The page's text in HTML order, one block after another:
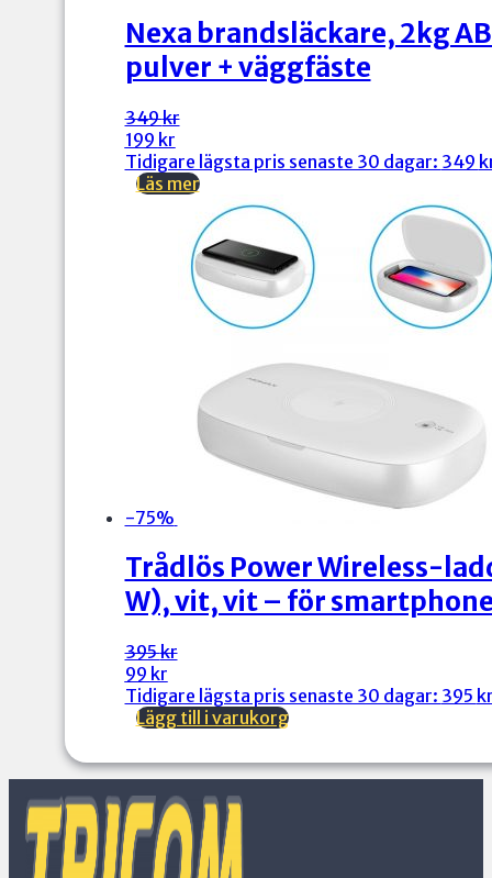
Nexa brandsläckare, 2kg
pulver + väggfäste
349kr
Det
ursprungliga
priset
var:
199 kr
Det
nuvarande
priset
är:
Tidigare lägsta pris senaste 30 dagar: 349
Läs mer
-75%
Trådlös Power Wireless-
W), vit, vit – för
395kr
Det
ursprungliga
priset
var:
99 kr
Det
nuvarande
priset
är:
Tidigare lägsta pris senaste 30 dagar: 395
Lägg till i varukorg